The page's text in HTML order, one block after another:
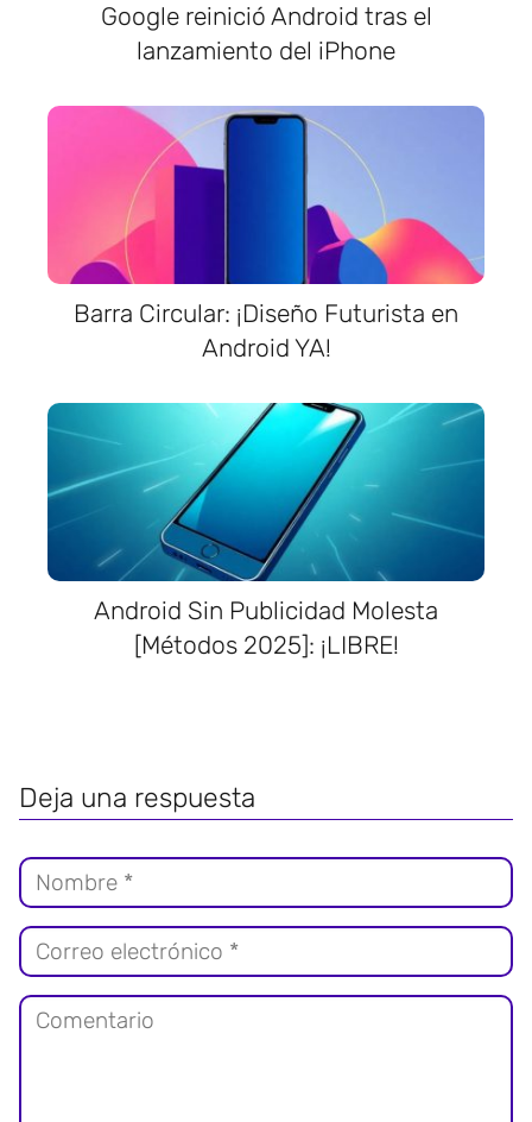
Google reinició Android tras el
lanzamiento del iPhone
Barra Circular: ¡Diseño Futurista en
Android YA!
Android Sin Publicidad Molesta
[Métodos 2025]: ¡LIBRE!
Deja una respuesta